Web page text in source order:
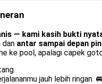
— kami kasih bukti
dan antar sampai depan
ke pool, apalagi capek
jauh lebih ringan.